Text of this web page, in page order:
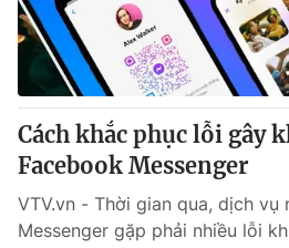
Sản phẩm
Thị trường
Tư vấn
Lịch phát sóng
Chuyên mục khác
Emagazine
Photo
Cách khắc phục lỗi gây
Facebook Messenger
VTV.vn - Thời gian qua, dịch vụ
Messenger gặp phải nhiều lỗi